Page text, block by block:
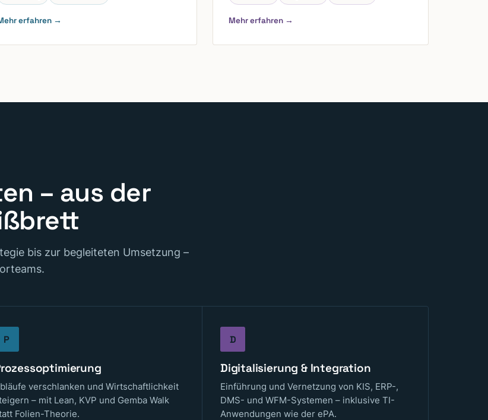
erfahren → Mehr erfahren →
– aus der
bis zur begleiteten Umsetzung –
P
verschlanken und Wirtschaftlichkeit
– mit Lean, KVP und Gemba Walk
Folien-Theorie.
D
Digitalisierung & Integration
Einführung und Vernetzung von KIS, ERP-,
DMS- und WFM-Systemen – inklusive TI-
Anwendungen wie der ePA.